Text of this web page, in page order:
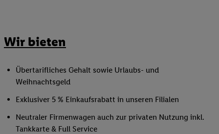
Wir bieten
Übertarifliches Gehalt sowie Urlaubs- und
Weihnachtsgeld
Exklusiver 5 % Einkaufsrabatt in unseren Filialen
Neutraler Firmenwagen auch zur privaten Nutzung inkl.
Tankkarte & Full Service